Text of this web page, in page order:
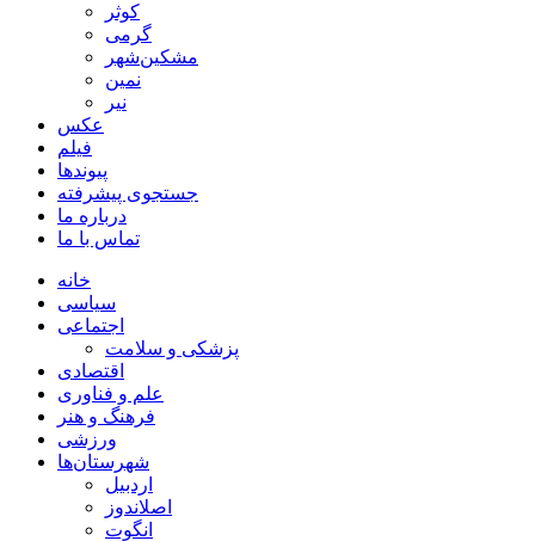
کوثر
گرمی
مشکین‌شهر
نمین
نیر
عکس
فیلم
پیوندها
جستجوی پیشرفته
درباره ما
تماس با ما
خانه
سیاسی
اجتماعی
پزشکی و سلامت
اقتصادی
علم و فناوری
فرهنگ و هنر
ورزشی
شهرستان‌ها
اردبیل
اصلاندوز
انگوت